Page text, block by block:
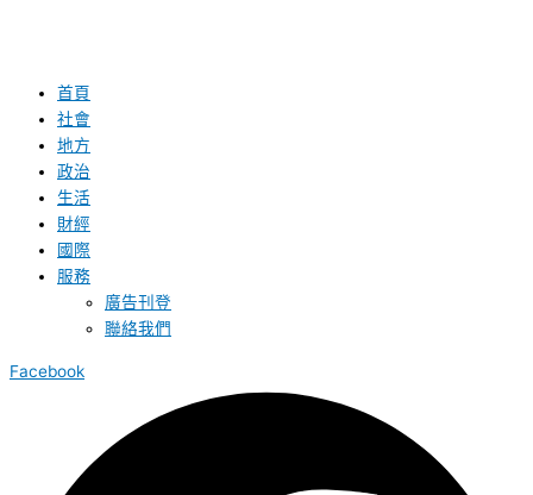
首頁
社會
地方
政治
生活
財經
國際
服務
廣告刊登
聯絡我們
Facebook